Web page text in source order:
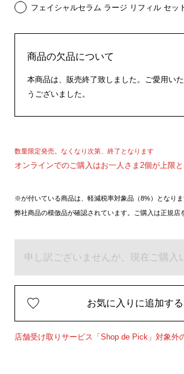
フェイシャルセラム ラージ リフィル セッ
商品の欠品について
本商品は、販売終了致しました。ご愛用い
うございました。
数量限定発売。なくなり次第、終了となります
オンラインでのご購入はお一人さま2個が上限と
※が付いている商品は、軽減税率対象品（8%）となりま
弊社商品の模倣品が確認されています。ご購入は正規店
申し訳ございませんが、現在ご購入
お気に入りに追加する
店舗受け取りサービス「Shop de Pick」対象外